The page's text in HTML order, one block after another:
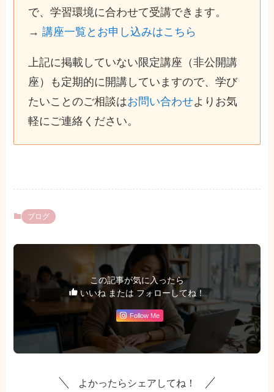
で、学習環境に合わせて受講できます。
→ 講座一覧とお申し込みはこちら
上記に掲載していない限定講座（非公開講
座）も定期的に開講していますので、学び
たいことのご相談はお問い合わせよりお気
軽にご連絡ください。
ブログ
この記事が気に入ったら
いいね または フォローしてね！
Follow Me
よかったらシェアしてね！